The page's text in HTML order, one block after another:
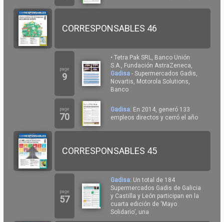
CORRESPONSABLES 46
page
9
• Tetra Pak SRL, Banco Unión
S.A., Fundación AstraZeneca,
Gadisa - Supermercados Gadis,
Novartis, Motorola Solutions,
Banco
page
70
Gadisa: En 2014, generó 133
empleos directos y cerró el año
CORRESPONSABLES 45
page
57
Gadisa: Un total de 184
Supermercados Gadis de Galicia
y Castilla y León participan en la
cuarta edición de ‘Mayo
Solidario’, una